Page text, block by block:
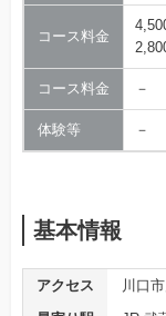
コース料金
コース料金 －
体験等 －
基本情報
アクセス
川口